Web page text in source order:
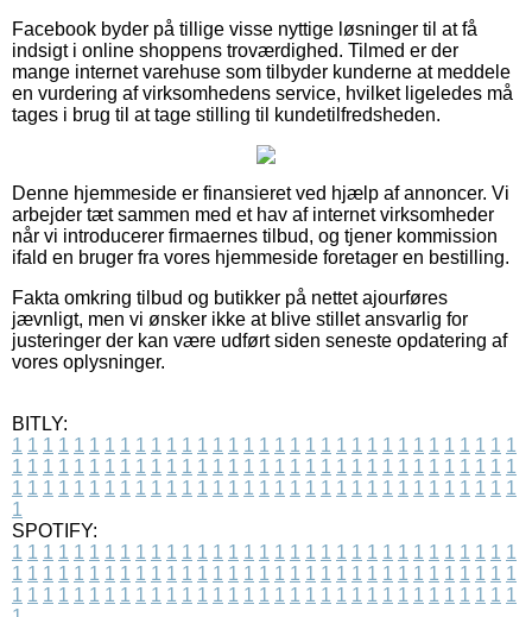
Facebook byder på tillige visse nyttige løsninger til at få
indsigt i online shoppens troværdighed. Tilmed er der
mange internet varehuse som tilbyder kunderne at meddele
en vurdering af virksomhedens service, hvilket ligeledes må
tages i brug til at tage stilling til kundetilfredsheden.
Denne hjemmeside er finansieret ved hjælp af annoncer. Vi
arbejder tæt sammen med et hav af internet virksomheder
når vi introducerer firmaernes tilbud, og tjener kommission
ifald en bruger fra vores hjemmeside foretager en bestilling.
Fakta omkring tilbud og butikker på nettet ajourføres
jævnligt, men vi ønsker ikke at blive stillet ansvarlig for
justeringer der kan være udført siden seneste opdatering af
vores oplysninger.
BITLY:
1 1 1 1 1 1 1 1 1 1 1 1 1 1 1 1 1 1 1 1 1 1 1 1 1 1 1 1 1 1 1 1 1
1 1 1 1 1 1 1 1 1 1 1 1 1 1 1 1 1 1 1 1 1 1 1 1 1 1 1 1 1 1 1 1 1
1 1 1 1 1 1 1 1 1 1 1 1 1 1 1 1 1 1 1 1 1 1 1 1 1 1 1 1 1 1 1 1 1
1
SPOTIFY:
1 1 1 1 1 1 1 1 1 1 1 1 1 1 1 1 1 1 1 1 1 1 1 1 1 1 1 1 1 1 1 1 1
1 1 1 1 1 1 1 1 1 1 1 1 1 1 1 1 1 1 1 1 1 1 1 1 1 1 1 1 1 1 1 1 1
1 1 1 1 1 1 1 1 1 1 1 1 1 1 1 1 1 1 1 1 1 1 1 1 1 1 1 1 1 1 1 1 1